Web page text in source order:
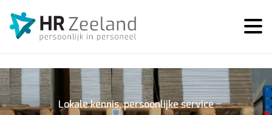
Lokale kennis, persoonlijke service